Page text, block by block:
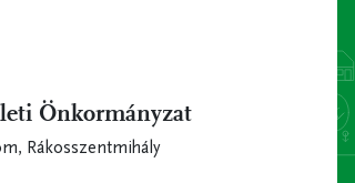
Önkormányzat
Rákosszentmihály